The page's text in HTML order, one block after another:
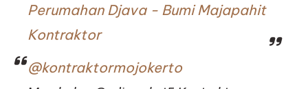
Perumahan Djava - Bumi Majapahit
Kontraktor
@kontraktormojokerto